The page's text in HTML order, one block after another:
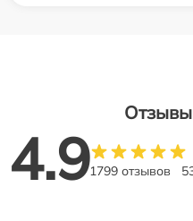
Отзывы
4.91799 отзывов